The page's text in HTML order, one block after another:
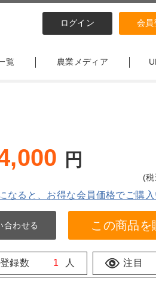
ログイン 会員
覧 農業メディア
円
(
なると、お得な会員価格でご購入
合わせる この商品を
録数 1 人 注目